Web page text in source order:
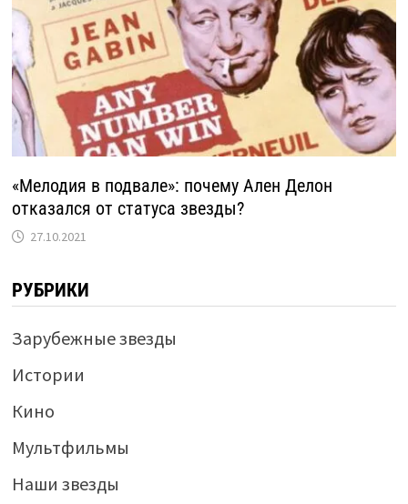
«Мелодия в подвале»: почему Ален Делон
отказался от статуса звезды?
27.10.2021
РУБРИКИ
Зарубежные звезды
Истории
Кино
Мультфильмы
Наши звезды